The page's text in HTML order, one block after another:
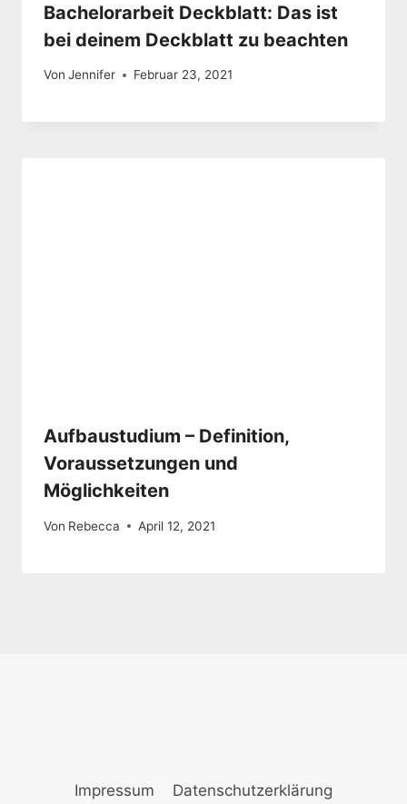
Bachelorarbeit Deckblatt: Das ist
bei deinem Deckblatt zu beachten
Von Jennifer Februar 23, 2021
Aufbaustudium – Definition,
Voraussetzungen und
Möglichkeiten
Von Rebecca April 12, 2021
Impressum Datenschutzerklärung